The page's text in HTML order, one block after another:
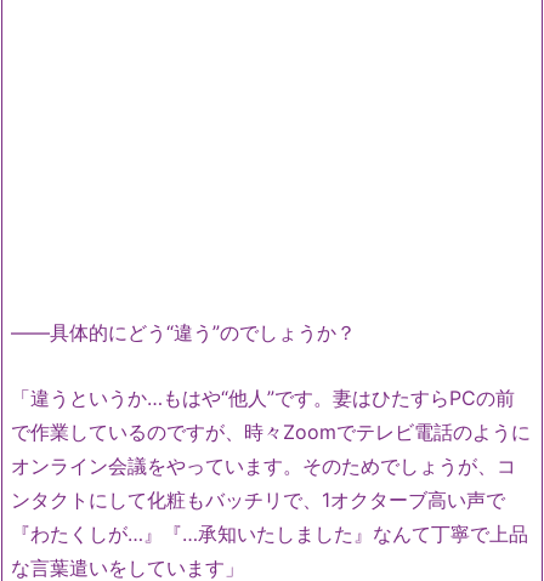
――具体的にどう“違う”のでしょうか？
「違うというか…もはや“他人”です。妻はひたすらPCの前
で作業しているのですが、時々Zoomでテレビ電話のように
オンライン会議をやっています。そのためでしょうが、コ
ンタクトにして化粧もバッチリで、1オクターブ高い声で
『わたくしが…』『…承知いたしました』なんて丁寧で上品
な言葉遣いをしています」